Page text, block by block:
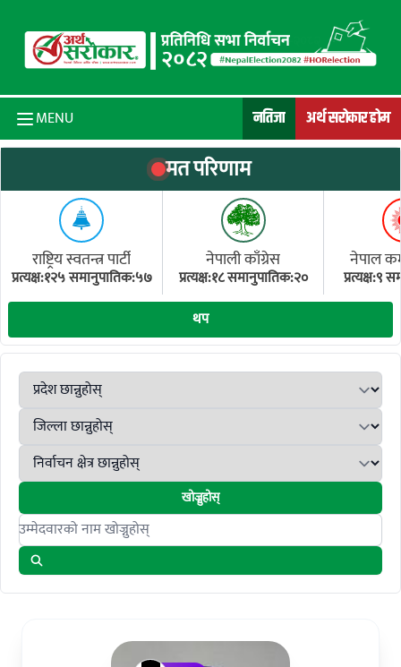
MENU नतिजा अर्थ सरोकार होम
मत परिणाम
राष्ट्रिय स्वतन्त्र पार्टी
प्रत्यक्ष:१२५ समानुपातिक:५७
नेपाली काँग्रेस
प्रत्यक्ष:१८ समानुपातिक:२०
नेपाल
प्रत्यक्ष:९
थप
खोज्नुहोस्
Search candidates